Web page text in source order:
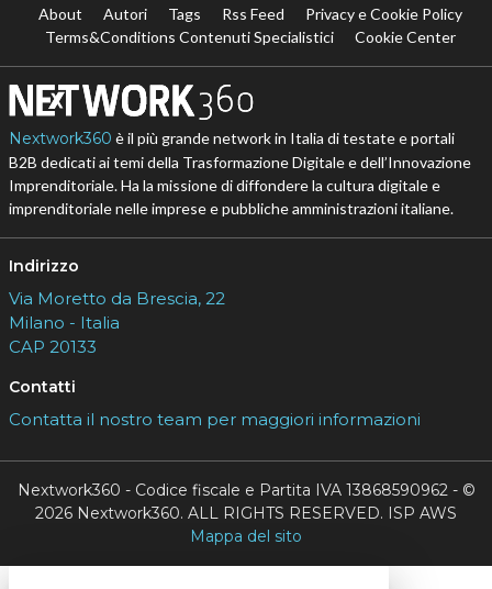
About Autori Tags Rss Feed
Privacy e Cookie Policy
Terms&Conditions Contenuti Specialistici
Cookie Center
Nextwork360 è il più grande network in Italia di testate e portali
B2B dedicati ai temi della Trasformazione Digitale e dell’Innovazione
Imprenditoriale. Ha la missione di diffondere la cultura digitale e
imprenditoriale nelle imprese e pubbliche amministrazioni italiane.
Indirizzo
Via Moretto da Brescia, 22
Milano - Italia
CAP 20133
Contatti
Contatta il nostro team per maggiori informazioni
Nextwork360 - Codice fiscale e Partita IVA 13868590962 - ©
2026 Nextwork360. ALL RIGHTS RESERVED. ISP AWS
Mappa del sito